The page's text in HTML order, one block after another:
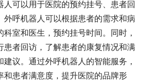
人可以用于医院的预约挂号、患者回
外呼机器人可以根据患者的需求和病
室和医生，预约挂号时间。同时，
患者回访，了解患者的康复情况和满
议。通过外呼机器人的智能服务，
和患者满意度，提升医院的品牌形